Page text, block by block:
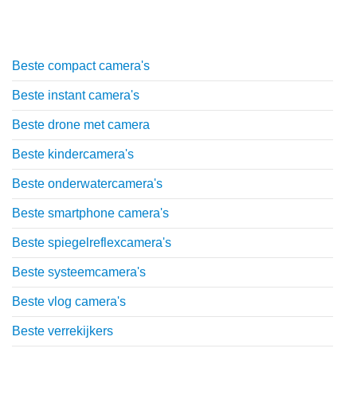
Beste compact camera's
Beste instant camera's
Beste drone met camera
Beste kindercamera's
Beste onderwatercamera's
Beste smartphone camera's
Beste spiegelreflexcamera's
Beste systeemcamera's
Beste vlog camera's
Beste verrekijkers